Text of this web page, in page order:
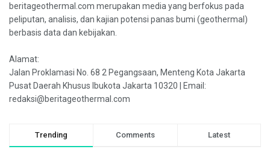
beritageothermal.com merupakan media yang berfokus pada
peliputan, analisis, dan kajian potensi panas bumi (geothermal)
berbasis data dan kebijakan.
Alamat:
Jalan Proklamasi No. 68 2 Pegangsaan, Menteng Kota Jakarta
Pusat Daerah Khusus Ibukota Jakarta 10320 | Email:
redaksi@beritageothermal.com
Trending Comments Latest